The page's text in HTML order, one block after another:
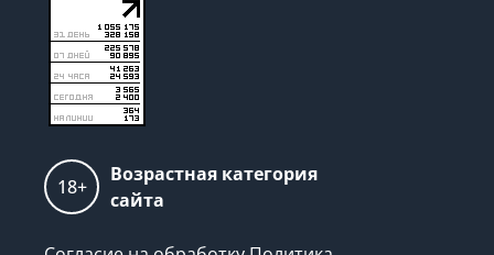
18+
Возрастная категория
сайта